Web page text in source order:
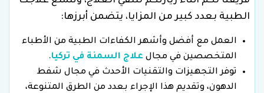
الطبية بعدد كبير من المزايا، يتضمن أبرزها:
العمل مع أفضل وأشهر الكفاءات الطبية من الأطباء
المتخصصين في مجال علاج السمنة في تركيا.
توفر التجهيزات والتقنيات الأحدث في مجال شفط
الدهون، وتقديم هذا الإجراء بعدد من الطرق المتنوعة،